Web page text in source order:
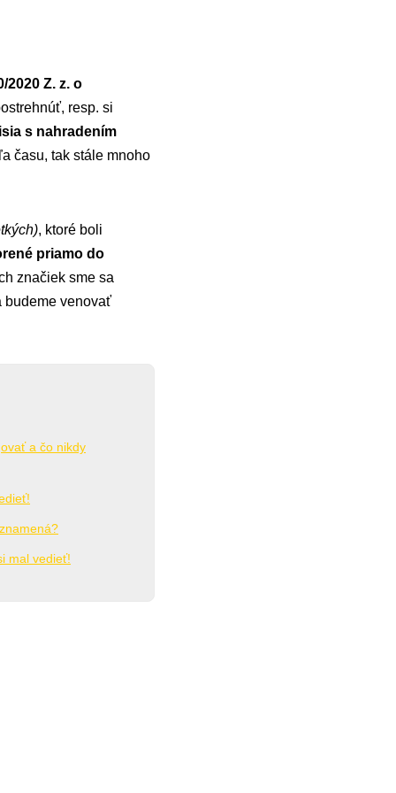
2020 Z. z. o
resp. si
s nahradením
času, tak stále mnoho
, ktoré boli
priamo do
značiek sme sa
budeme venovať
a čo nikdy
mal vedieť!